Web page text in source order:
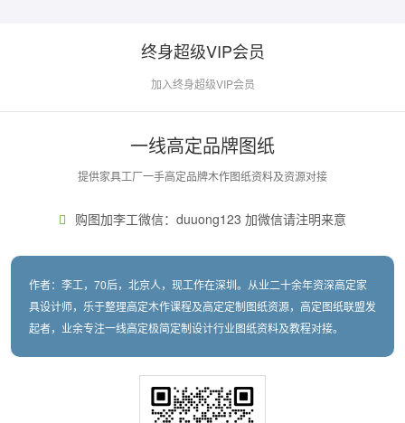
终身超级VIP会员
加入终身超级VIP会员
一线高定品牌图纸
提供家具工厂一手高定品牌木作图纸资料及资源对接
购图加李工微信：duuong123 加微信请注明来意
作者：李工，70后，北京人，现工作在深圳。从业二十余年资深高定家
具设计师，乐于整理高定木作课程及高定定制图纸资源，高定图纸联盟发
起者，业余专注一线高定极简定制设计行业图纸资料及教程对接。